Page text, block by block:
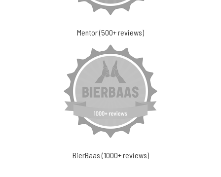
Mentor (500+ reviews)
BierBaas (1000+ reviews)